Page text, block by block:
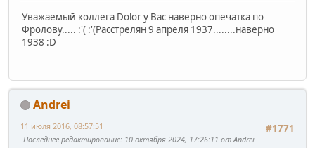
Уважаемый коллега Dolor у Вас наверно опечатка по
Фролову..... :'( :'(Расстрелян 9 апреля 1937........наверно
1938 :D
Andrei
#1771
11 июля 2016, 08:57:51
Последнее редактирование: 10 октября 2024, 17:26:11 от Andrei